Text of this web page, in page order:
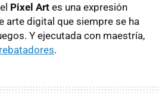
Pixel Art es una expresión
arte digital que siempre se ha
Y ejecutada con maestría,
.